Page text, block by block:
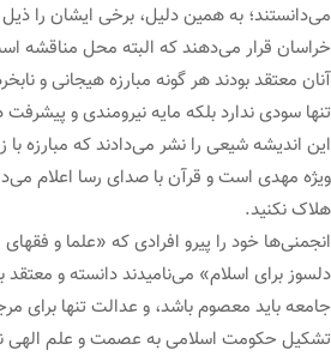
می‌دانستند؛ به همین دلیل، برخی ایشان را
خراسان قرار می‌دهند که البته محل مناقشه
آنان معتقد بودند هر گونه مبارزه هیجانی و
تنها سودی ندارد بلکه مایه نیرومندی و
این اندیشه شیعی را نشر می‌دادند که مبارزه
ویژه مهدی است و قرآن با صدای رسا اعلام
هلاک نکنید.
انجمنی‌ها خود را پیرو افرادی که «علما و
دلسوز برای اسلام» می‌نامیدند دانسته و معتقد
جامعه باید معصوم باشد، و عدالت تنها برای
تشکیل حکومت اسلامی به عصمت و علم الهی